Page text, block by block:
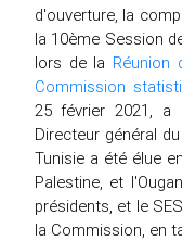
d'ouverture, la
la 10ème Session
lors de la Réunion
Commission
25 février 2021, a
Directeur général
Tunisie a été élue
Palestine, et
présidents, et le
la Commission, en